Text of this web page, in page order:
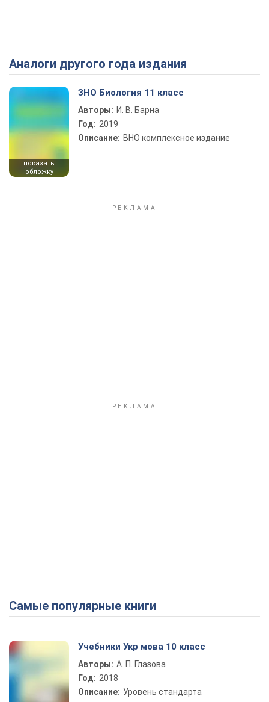
Play Video
Аналоги другого года издания
показать
обложку
ЗНО Биология 11 класс
Авторы: И. В. Барна
Год: 2019
Описание: ВНО комплексное издание
Самые популярные книги
Учебники Укр мова 10 класс
Авторы: А. П. Глазова
Год: 2018
Описание: Уровень стандарта